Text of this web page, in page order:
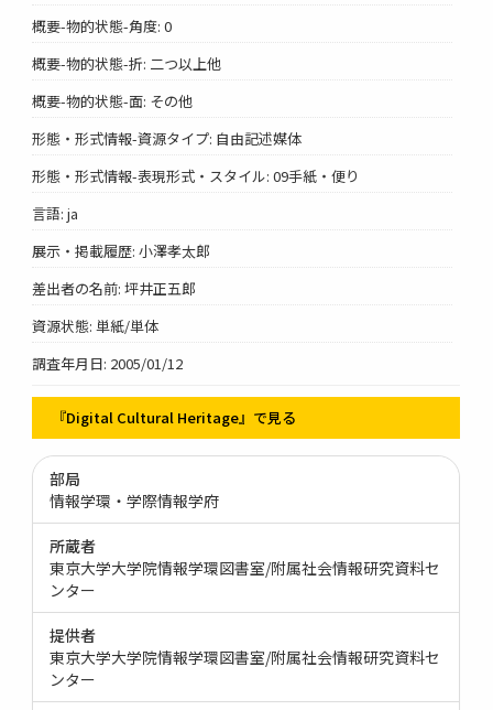
概要-物的状態-角度: 0
概要-物的状態-折: 二つ以上他
概要-物的状態-面: その他
形態・形式情報-資源タイプ: 自由記述媒体
形態・形式情報-表現形式・スタイル: 09手紙・便り
言語: ja
展示・掲載履歴: 小澤孝太郎
差出者の名前: 坪井正五郎
資源状態: 単紙/単体
調査年月日: 2005/01/12
『Digital Cultural Heritage』で見る
部局
情報学環・学際情報学府
所蔵者
東京大学大学院情報学環図書室/附属社会情報研究資料セ
ンター
提供者
東京大学大学院情報学環図書室/附属社会情報研究資料セ
ンター